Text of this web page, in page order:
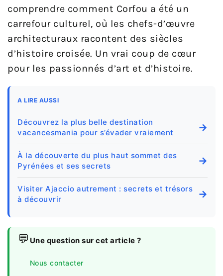
comprendre comment Corfou a été un
carrefour culturel, où les chefs-d’œuvre
architecturaux racontent des siècles
d’histoire croisée. Un vrai coup de cœur
pour les passionnés d’art et d’histoire.
A LIRE AUSSI
Découvrez la plus belle destination
vacancesmania pour s’évader vraiement
→
À la découverte du plus haut sommet des
Pyrénées et ses secrets
→
Visiter Ajaccio autrement : secrets et trésors
à découvrir
→
💬 Une question sur cet article ?
Nous contacter